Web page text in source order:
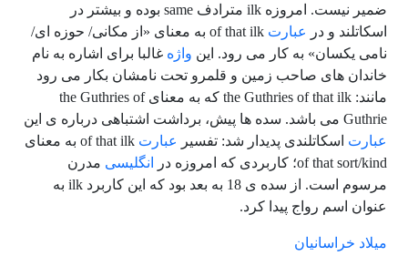
ضمیر نیست. امروزه ilk مترادف same بوده و بیشتر در
اسکاتلند و در
عبارت
of that ilk به معنای «از مکانی/ حوزه ای/
نامی یکسان» به کار می رود. این واژه غالبا برای اشاره به نام
خاندان های صاحب زمین و قلمرو تحت نامشان بکار می رود
مانند: the Guthries of that ilk که به معنای the Guthries of
Guthrie می باشد. سده ها پیش، برداشت اشتباهی درباره ی این
عبارت اسکاتلندی پدیدار شد: تفسیر عبارت
of that ilk به معنای
of that sort/kind؛ کاربردی که امروزه در
انگلیسی مدرن
مرسوم است. از سده ی 18 به بعد بود که این کاربرد ilk به
عنوان اسم رواج پیدا کرد.
میلاد خراسانیان